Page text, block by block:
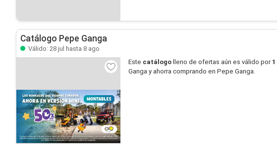
Catálogo Pepe Ganga
Válido: 28 jul hasta 8 ago
Este catálogo lleno de ofertas aún es válido por 1
Ganga y ahorra comprando en Pepe Ganga.